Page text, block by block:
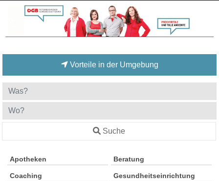
Vorteile in der Umgebung
Suche
Apotheken Beratung
Coaching Gesundheitseinrichtung